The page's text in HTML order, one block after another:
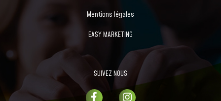
Mentions légales
EASY MARKETING
SUIVEZ NOUS